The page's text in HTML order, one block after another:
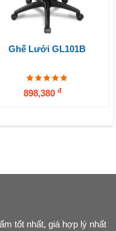
Ghế Lưới GL101B
898,380 đ
tốt nhất, giá hợp lý nhất